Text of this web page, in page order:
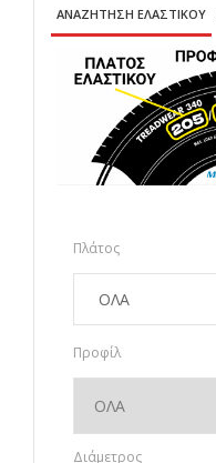
ΑΝΑΖΗΤΗΣΗ ΕΛΑΣΤΙΚΟΥ
Πλάτος
Προφίλ
Διάμετρος